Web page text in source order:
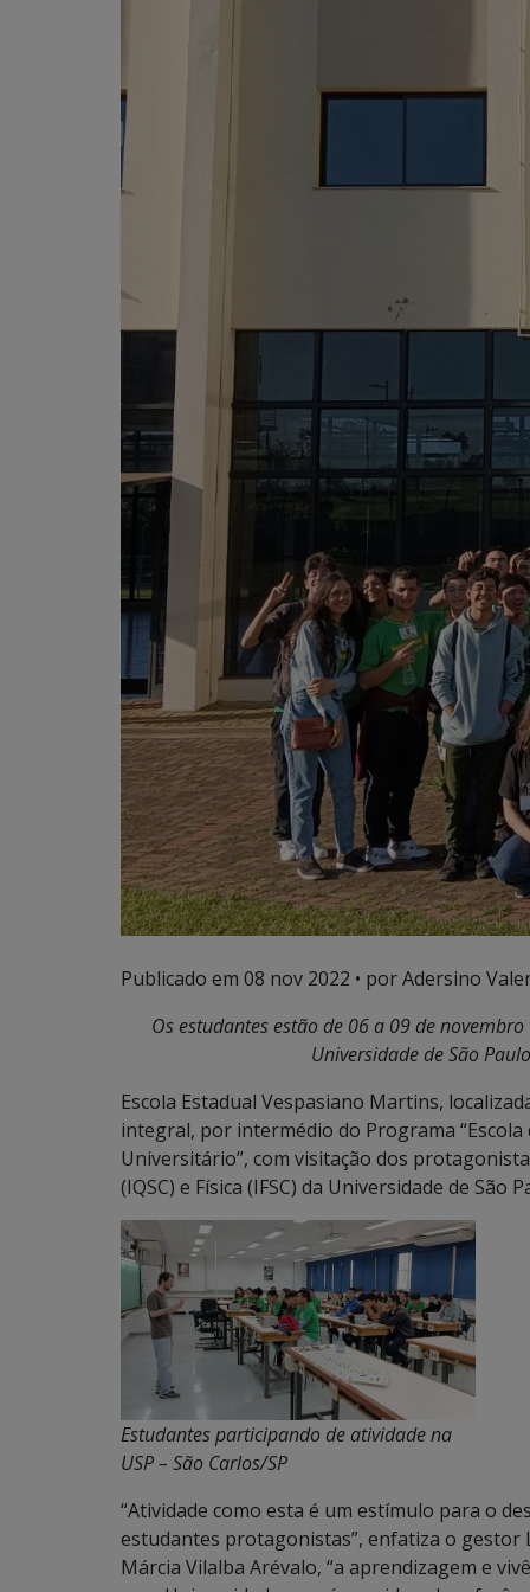
Publicado em 08 nov 2022 • por Adersino
Os estudantes estão de 06 a 09 de
Universidade de São
Escola Estadual Vespasiano Martins,
integral, por intermédio do Programa
Universitário”, com visitação dos
(IQSC) e Física (IFSC) da Universidade de São
Estudantes participando de atividade na
USP – São Carlos/SP
“Atividade como esta é um estímulo para o
estudantes protagonistas”, enfatiza o gestor
Márcia Vilalba Arévalo, “a aprendizagem e